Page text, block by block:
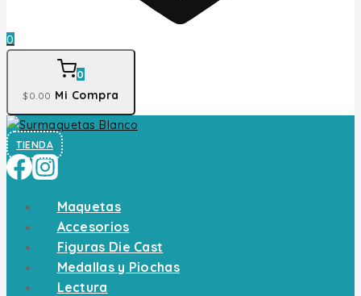
0
0
$0 .00 Mi Compra
TIENDA
Maquetas
Accesorios
Figuras Die Cast
Medallas y Piochas
Lectura